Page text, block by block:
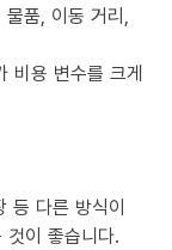
품, 이동 거리,
비용 변수를 크게
등 다른 방식이
이 좋습니다.